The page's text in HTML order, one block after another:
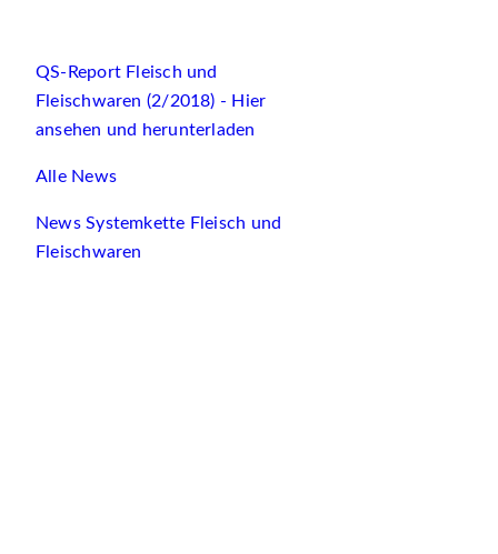
QS-Report Fleisch und
Fleischwaren (2/2018) - Hier
ansehen und herunterladen
Alle News
News Systemkette Fleisch und
Fleischwaren